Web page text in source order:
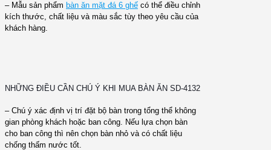
– Mẫu sản phẩm bàn ăn mặt đá 6 ghế có thể điều chỉnh
kích thước, chất liệu và màu sắc tùy theo yêu cầu của
khách hàng.
NHỮNG ĐIỀU CẦN CHÚ Ý KHI MUA BÀN ĂN SD-4132
– Chú ý xác định vị trí đặt bộ bàn trong tổng thể không
gian phòng khách hoặc ban công. Nếu lựa chọn bàn
cho ban công thì nên chọn bàn nhỏ và có chất liệu
chống thấm nước tốt.